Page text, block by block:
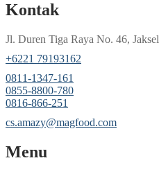
Kontak
Jl. Duren Tiga Raya No. 46, Jaksel
‎+6221 79193162
‪0811-1347-161
‪0855-8800-780
‪0816-866-251
cs.amazy@magfood.com
Menu